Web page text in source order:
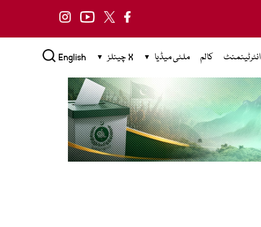
انٹرٹینمنٹ کالم ملٹی میڈیا X چینلز English